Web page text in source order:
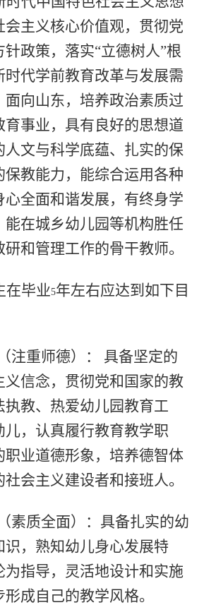
会主义核心价值观，贯彻党
政策，落实“立德树人”根
时代学前教育改革与发展需
面向山东，培养政治素质过
育事业，具有良好的思想道
人文与科学底蕴、扎实的保
保教能力，能综合运用各种
心全面和谐发展，有终身学
能在城乡幼儿园等机构胜任
和管理工作的骨干教师。
在毕业5年左右应达到如下目
（注重师德）
： 具备坚定的
义信念，贯彻党和国家的教
执教、热爱幼儿园教育工
儿，认真履行教育教学职
职业道德形象，培养德智体
会主义建设者和接班人。
（素质全面）：具备扎实的幼
识，熟知幼儿身心发展特
为指导，灵活地设计和实施
成自己的教学风格。